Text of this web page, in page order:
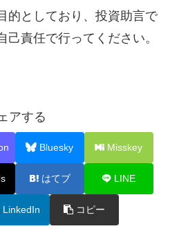
的としており、投資助言で
責任で行ってください。
アする
Bluesky Misskey
はてブ LINE
LinkedIn コピー